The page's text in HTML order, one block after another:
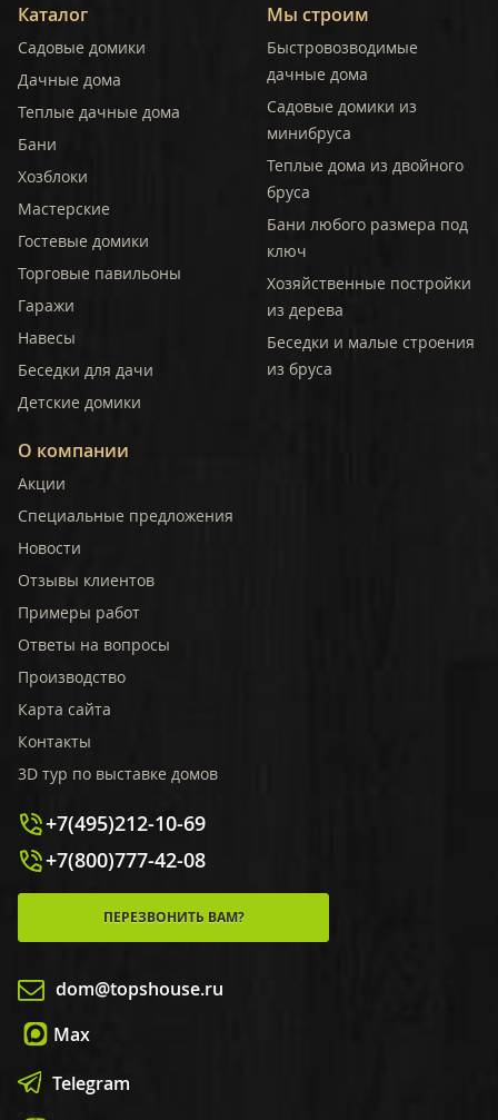
Каталог
Садовые домики
Дачные дома
Теплые дачные дома
Бани
Хозблоки
Мастерские
Гостевые домики
Торговые павильоны
Гаражи
Навесы
Беседки для дачи
Детские домики
Мы строим
Быстровозводимые
дачные дома
Садовые домики из
минибруса
Теплые дома из двойного
бруса
Бани любого размера под
ключ
Хозяйственные постройки
из дерева
Беседки и малые строения
из бруса
О компании
Акции
Специальные предложения
Новости
Отзывы клиентов
Примеры работ
Ответы на вопросы
Производство
Карта сайта
Контакты
3D тур по выставке домов
+7(495)212-10-69
+7(800)777-42-08
ПЕРЕЗВОНИТЬ ВАМ?
dom@topshouse.ru
Max
Telegram